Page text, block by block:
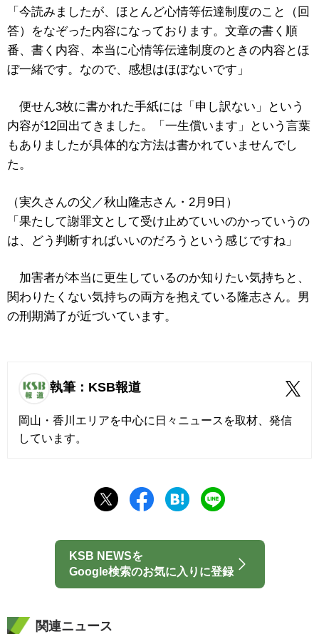
「今読みましたが、ほとんど心情等伝達制度のこと（回
答）をなぞった内容になっております。文章の書く順
番、書く内容、本当に心情等伝達制度のときの内容とほ
ぼ一緒です。なので、感想はほぼないです」
便せん3枚に書かれた手紙には「申し訳ない」という
内容が12回出てきました。「一生償います」という言葉
もありましたが具体的な方法は書かれていませんでし
た。
（実久さんの父／秋山隆志さん・2月9日）
「果たして謝罪文として受け止めていいのかっていうの
は、どう判断すればいいのだろうという感じですね」
加害者が本当に更生しているのか知りたい気持ちと、
関わりたくない気持ちの両方を抱えている隆志さん。男
の刑期満了が近づいています。
執筆：KSB報道
岡山・香川エリアを中心に日々ニュースを取材、発信
しています。
KSB NEWSを
Google検索のお気に入りに登録
関連ニュース